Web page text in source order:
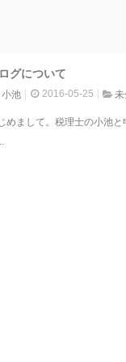
グについて
小池 2016-05-25
めまして。税理士の小池